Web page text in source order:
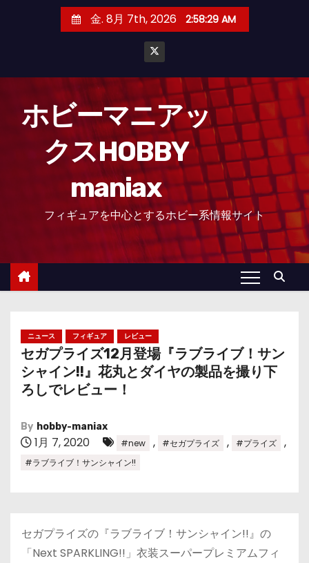
金. 8月 7th, 2026 2:58:30 AM
ホビーマニアッ
クスHOBBY
maniax
フィギュアを中心とするホビー系情報サイト
ニュース フィギュア レビュー
セガプライズ12月登場『ラブライブ！サン
シャイン!!』花丸とダイヤの製品を撮り下
ろしでレビュー！
By hobby-maniax
1月 7, 2020 #new , #セガプライズ , #プライズ ,
#ラブライブ！サンシャイン!!
セガプライズの『ラブライブ！サンシャイン!!』の
「Next SPARKLING!!」衣装スーパープレミアムフィ